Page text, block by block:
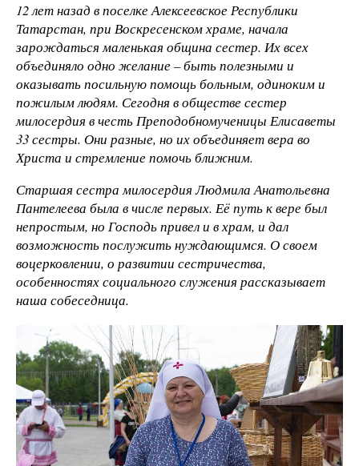
12 лет назад в поселке Алексеевское Республики
Татарстан, при Воскресенском храме, начала
зарождаться маленькая община сестер. Их всех
объединяло одно желание – быть полезными и
оказывать посильную помощь больным, одиноким и
пожилым людям. Сегодня в обществе сестер
милосердия в честь Преподобномученицы Елисаветы
33 сестры. Они разные, но их объединяет вера во
Христа и стремление помочь ближним.
Старшая сестра милосердия Людмила Анатольевна
Пантелеева была в числе первых. Её путь к вере был
непростым, но Господь привел и в храм, и дал
возможность послужить нуждающимся. О своем
воцерковлении, о развитии сестричества,
особенностях социального служения рассказывает
наша собеседница.